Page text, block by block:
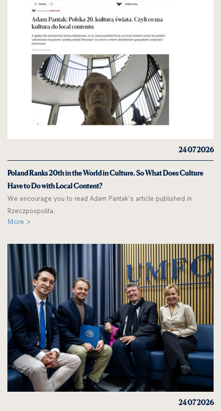
24 07 2026
Poland Ranks 20th in the World in Culture. So What Does Culture
Have to Do with Local Content?
We encourage you to read Adam Pantak’s article published in
Rzeczpospolita.
More >
24 07 2026